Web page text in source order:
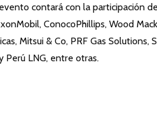
contará con la participación
ConocoPhillips, Wood
Mitsui & Co, PRF Gas Solutions,
Perú LNG, entre otras.